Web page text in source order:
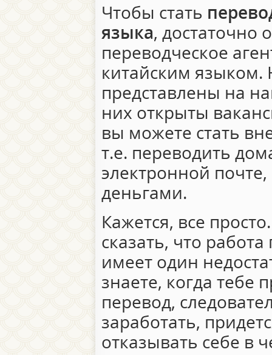
Чтобы стать
языка, достаточно
переводческое
китайским языком.
представлены на
них открыты
вы можете стать
т.е. переводить
электронной
деньгами.
Кажется, все
сказать, что
имеет один
знаете, когда тебе
перевод,
заработать,
отказывать себе в